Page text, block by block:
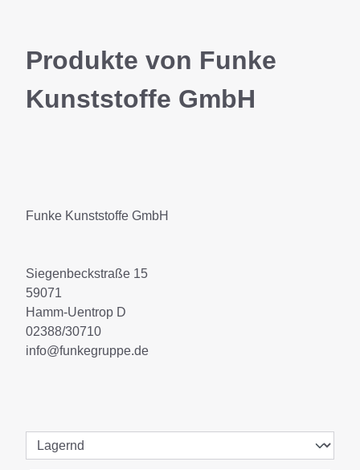
Produkte von Funke
Kunststoffe GmbH
Funke Kunststoffe GmbH
Siegenbeckstraße 15
59071
Hamm-Uentrop D
02388/30710
info@funkegruppe.de